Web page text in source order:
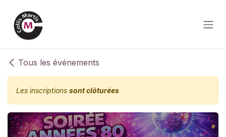
Tous les événements
Les inscriptions sont clôturées